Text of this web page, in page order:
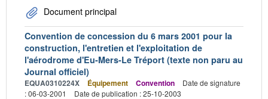
Document principal
Convention de concession du 6 mars 2001 pour la
construction, l'entretien et l'exploitation de
l'aérodrome d'Eu-Mers-Le Tréport (texte non paru au
Journal officiel)
EQUA0310224X Équipement Convention
Date de signature
: 06-03-2001
Date de publication : 25-10-2003